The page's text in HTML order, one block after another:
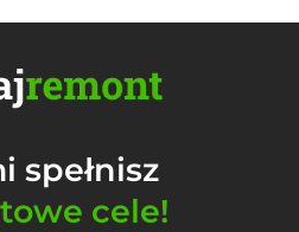
spełnisz
cele!